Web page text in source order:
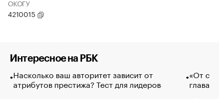
ОКОГУ
4210015
Интересное на РБК
Насколько ваш авторитет зависит от
атрибутов престижа? Тест для лидеров
«От
глава